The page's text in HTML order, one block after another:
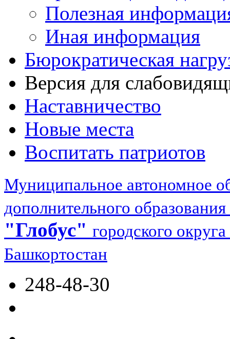
Полезная
Иная информация
Бюрократическая
Версия для
Наставничество
Новые места
Воспитать патриотов
Муниципальное автономное
дополнительного образования
"Глобус" городского
Башкортостан
248-48-30